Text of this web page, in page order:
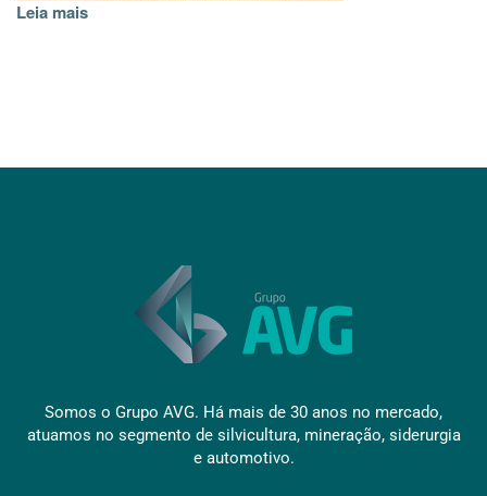
Leia mais
Somos o Grupo AVG. Há mais de 30 anos no mercado,
atuamos no segmento de silvicultura, mineração, siderurgia
e automotivo.